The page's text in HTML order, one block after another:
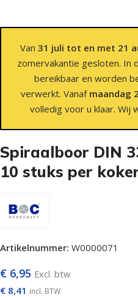
Van 31 juli tot en met 21
zomervakantie gesloten. In
bereikbaar en worden
verwerkt. Vanaf maandag
volledig voor u klaar. Wij
Spiraalboor DIN
10 stuks per
Artikelnummer: W0000071
€ 6,95 Excl. btw
€ 8,41 incl. BTW